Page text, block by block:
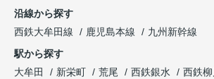
沿線から探す
西鉄大牟田線
鹿児島本線
九州新幹線
駅から探す
大牟田
新栄町 荒尾 西鉄銀水 西鉄柳